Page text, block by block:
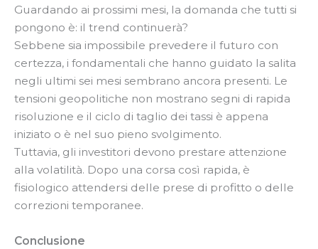
Guardando ai prossimi mesi, la domanda che tutti si
pongono è: il trend continuerà?
Sebbene sia impossibile prevedere il futuro con
certezza, i fondamentali che hanno guidato la salita
negli ultimi sei mesi sembrano ancora presenti. Le
tensioni geopolitiche non mostrano segni di rapida
risoluzione e il ciclo di taglio dei tassi è appena
iniziato o è nel suo pieno svolgimento.
Tuttavia, gli investitori devono prestare attenzione
alla volatilità. Dopo una corsa così rapida, è
fisiologico attendersi delle prese di profitto o delle
correzioni temporanee.
Conclusione